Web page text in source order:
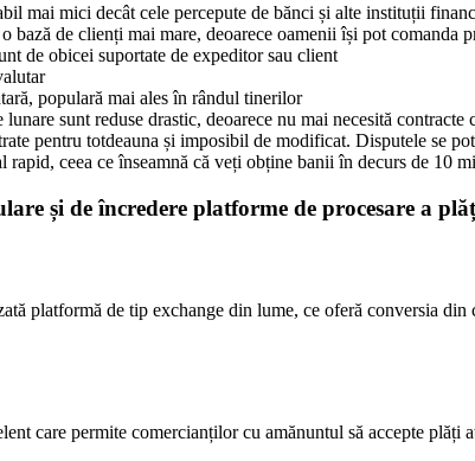
mai mici decât cele percepute de bănci și alte instituții
bază de clienți mai mare, deoarece oamenii își pot comanda
de obicei suportate de expeditor sau client
populară mai ales în rândul tinerilor
sunt reduse drastic, deoarece nu mai necesită
pentru totdeauna și imposibil de modificat. Disputele se
rapid, ceea ce înseamnă că veți obține banii în decurs de 10
și de încredere platforme de procesare a
platformă de tip exchange din lume, ce oferă conversia
care permite comercianților cu amănuntul să accepte